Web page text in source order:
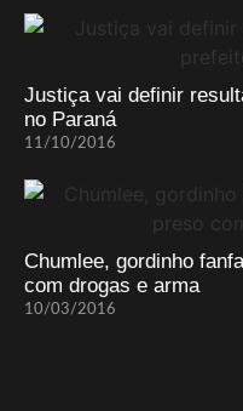
Justiça vai definir
no Paraná
11/10/2016
Chumlee, gordinho
com drogas e arma
10/03/2016